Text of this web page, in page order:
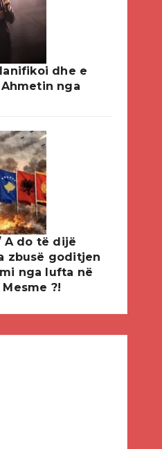
dhe e
nga
A do të dijë
zbusë goditjen
nga lufta në
?!